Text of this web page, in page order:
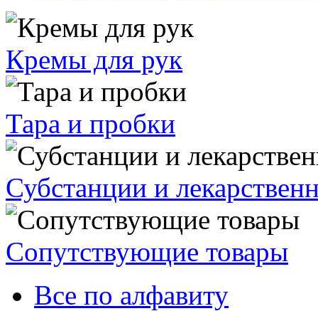
Кремы для рук
Тара и пробки
Субстанции и
Сопутствующие товары
Все по алфавиту